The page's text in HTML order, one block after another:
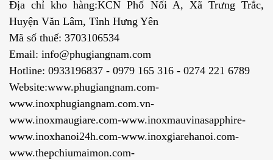
Địa chỉ kho hàng:KCN Phố Nối A, Xã Trưng Trắc,
Huyện Văn Lâm, Tỉnh Hưng Yên
Mã số thuế: 3703106534
Email: info@phugiangnam.com
Hotline: 0933196837 - 0979 165 316 - 0274 221 6789
Website:www.phugiangnam.com-
www.inoxphugiangnam.com.vn-
www.inoxmaugiare.com-www.inoxmauvinasapphire-
www.inoxhanoi24h.com-www.inoxgiarehanoi.com-
www.thepchiumaimon.com-